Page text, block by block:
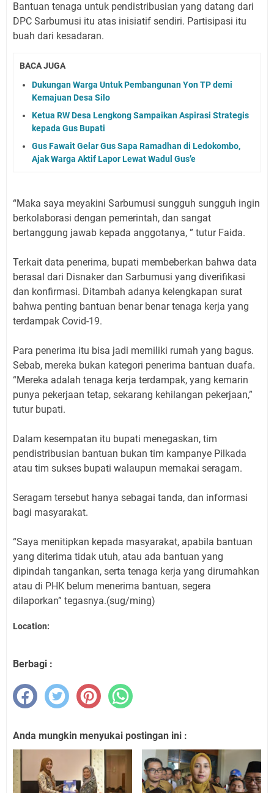
Bantuan tenaga untuk pendistribusian yang datang dari
DPC Sarbumusi itu atas inisiatif sendiri. Partisipasi itu
buah dari kesadaran.
BACA JUGA
Dukungan Warga Untuk Pembangunan Yon TP demi
Kemajuan Desa Silo
Ketua RW Desa Lengkong Sampaikan Aspirasi Strategis
kepada Gus Bupati
Gus Fawait Gelar Gus Sapa Ramadhan di Ledokombo,
Ajak Warga Aktif Lapor Lewat Wadul Gus’e
“Maka saya meyakini Sarbumusi sungguh sungguh ingin
berkolaborasi dengan pemerintah, dan sangat
bertanggung jawab kepada anggotanya, ” tutur Faida.
Terkait data penerima, bupati membeberkan bahwa data
berasal dari Disnaker dan Sarbumusi yang diverifikasi
dan konfirmasi. Ditambah adanya kelengkapan surat
bahwa penting bantuan benar benar tenaga kerja yang
terdampak Covid-19.
Para penerima itu bisa jadi memiliki rumah yang bagus.
Sebab, mereka bukan kategori penerima bantuan duafa.
“Mereka adalah tenaga kerja terdampak, yang kemarin
punya pekerjaan tetap, sekarang kehilangan pekerjaan,”
tutur bupati.
Dalam kesempatan itu bupati menegaskan, tim
pendistribusian bantuan bukan tim kampanye Pilkada
atau tim sukses bupati walaupun memakai seragam.
Seragam tersebut hanya sebagai tanda, dan informasi
bagi masyarakat.
“Saya menitipkan kepada masyarakat, apabila bantuan
yang diterima tidak utuh, atau ada bantuan yang
dipindah tangankan, serta tenaga kerja yang dirumahkan
atau di PHK belum menerima bantuan, segera
dilaporkan” tegasnya.(sug/ming)
Location:
Berbagi :
Anda mungkin menyukai postingan ini :